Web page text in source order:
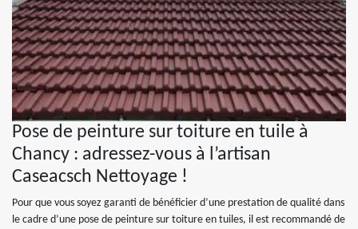
Pose de peinture sur toiture en tuile à
Chancy : adressez-vous à l’artisan
Caseacsch Nettoyage !
Pour que vous soyez garanti de bénéficier d’une prestation de qualité dans
le cadre d’une pose de peinture sur toiture en tuiles, il est recommandé de